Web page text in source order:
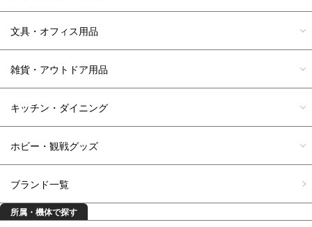
文具・オフィス用品
雑貨・アウトドア用品
キッチン・ダイニング
ホビー・観戦グッズ
ブランド一覧
所属・機体で探す